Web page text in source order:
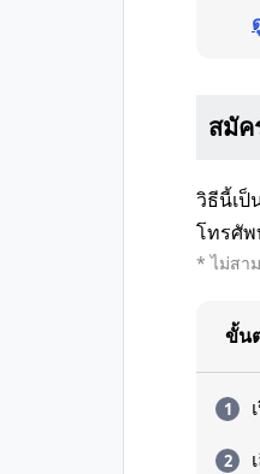
สมัค
วิธีนี้เป็
โทรศั
* ไม่สา
ขั้น